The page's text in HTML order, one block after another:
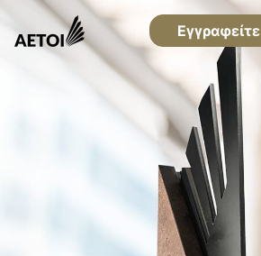
Εγγραφείτε